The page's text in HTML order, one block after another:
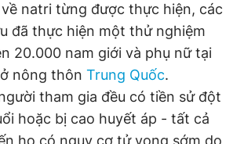
trên điện thoại
natri từng được thực hiện, các
đã thực hiện một thử nghiệm
20.000 nam giới và phụ nữ tại
nông thôn Trung Quốc.
tham gia đều có tiền sử đột
hoặc bị cao huyết áp - tất cả
họ có nguy cơ tử vong sớm do